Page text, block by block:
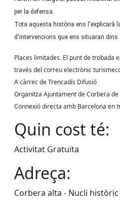
per la defensa.
Tota aquesta història ens l'explicarà
d'intervencions que ens situaran dins
Places limitades. El punt de trobada
través del correu electrònic
A càrrec de Trencadís Difusió
Organitza Ajuntament de Corbera
Connexió directa amb Barcelona en
Quin cost té:
Activitat Gratuïta
Adreça:
Corbera alta - Nucli històric